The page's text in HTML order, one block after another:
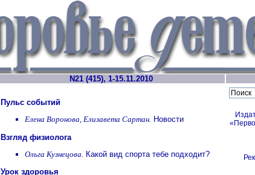
N21 (415), 1-15.11.2010
Пульс событий
Елена Воронова, Елизавета Сартан. Новости
Взгляд физиолога
Ольга Кузнецова.
Какой вид спорта тебе подходит?
Урок здоровья